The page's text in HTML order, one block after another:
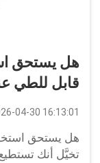
هل يستحق
قابل للطي
04-30 16:13:01
هل يستحق
تخيَّل أنك